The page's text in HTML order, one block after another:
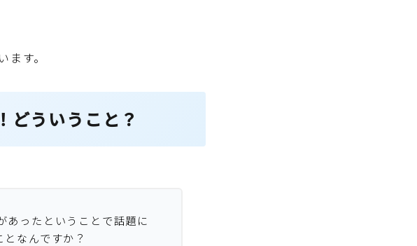
す。
どういうこと？
あったということで話題に
なんですか？